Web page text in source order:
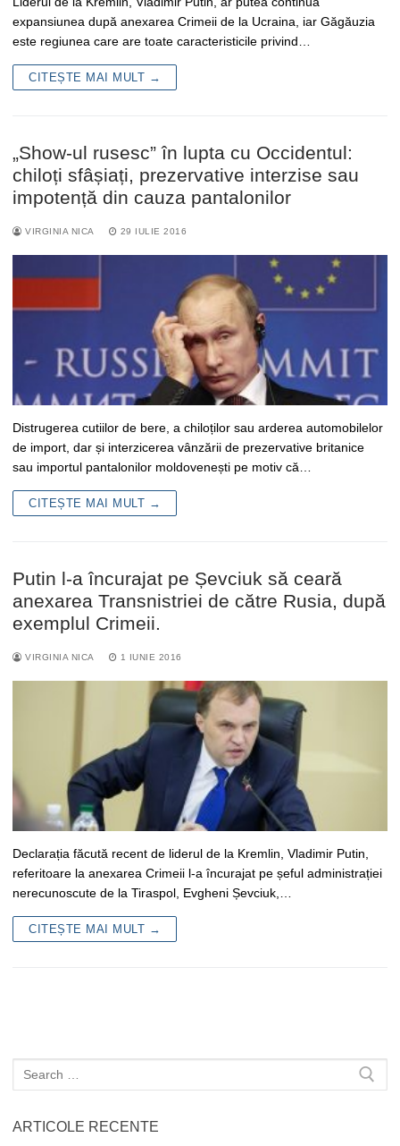
expansiunea după anexarea Crimeii de la Ucraina, iar Găgăuzia
este regiunea care are toate caracteristicile privind…
CITEȘTE MAI MULT →
„Show-ul rusesc” în lupta cu Occidentul:
chiloți sfâșiați, prezervative interzise sau
impotență din cauza pantalonilor
VIRGINIA NICA 29 IULIE 2016
Distrugerea cutiilor de bere, a chiloților sau arderea automobilelor
de import, dar și interzicerea vânzării de prezervative britanice
sau importul pantalonilor moldovenești pe motiv că…
CITEȘTE MAI MULT →
Putin l-a încurajat pe Șevciuk să ceară
anexarea Transnistriei de către Rusia, după
exemplul Crimeii.
VIRGINIA NICA 1 IUNIE 2016
Declarația făcută recent de liderul de la Kremlin, Vladimir Putin,
referitoare la anexarea Crimeii l-a încurajat pe șeful administrației
nerecunoscute de la Tiraspol, Evgheni Șevciuk,…
CITEȘTE MAI MULT →
Caută
după:
ARTICOLE RECENTE